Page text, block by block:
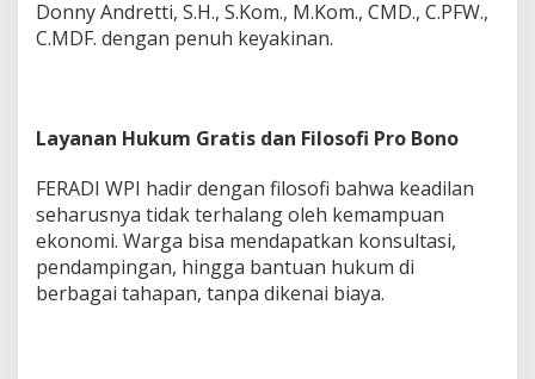
Donny Andretti, S.H., S.Kom., M.Kom., CMD., C.PFW.,
C.MDF. dengan penuh keyakinan.
Layanan Hukum Gratis dan Filosofi Pro Bono
FERADI WPI hadir dengan filosofi bahwa keadilan
seharusnya tidak terhalang oleh kemampuan
ekonomi. Warga bisa mendapatkan konsultasi,
pendampingan, hingga bantuan hukum di
berbagai tahapan, tanpa dikenai biaya.